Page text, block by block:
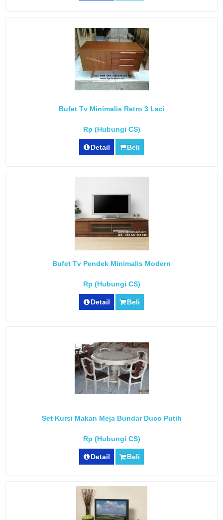
Bufet Tv Minimalis Retro 3 Laci
Rp (Hubungi CS)
Detail Beli
Bufet Tv Pendek Minimalis Modern
Rp (Hubungi CS)
Detail Beli
Set Kursi Makan Meja Bundar Duco Putih
Rp (Hubungi CS)
Detail Beli